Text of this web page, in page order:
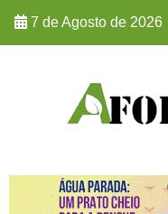
7 de Agosto de 2026